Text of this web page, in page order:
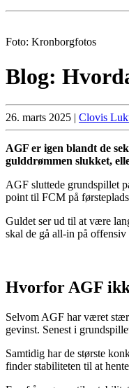
Foto: Kronborgfotos
Blog:
26. marts 2025 | Clovis
AGF er igen blandt de
gulddrømmen slukket,
AGF sluttede grundspillet
point til FCM på
Guldet ser ud til at være
skal de gå all-in på
Hvorfor AGF
Selvom AGF har været
gevinst. Senest i
Samtidig har de største
finder stabiliteten til at